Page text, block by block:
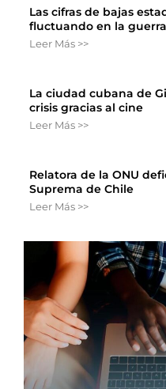
Las cifras de bajas
fluctuando en la
Leer Más >>
La ciudad cubana de
crisis gracias al cine
Leer Más >>
Relatora de la ONU
Suprema de Chile
Leer Más >>